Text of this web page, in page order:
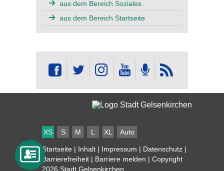
aus dem Bereich Soziales
aus dem Bereich Startseite
XS S M L XL Auto
Startseite | Inhalt | Impressum | Datenschutz |
Barrierefreiheit | Barriere melden | Copyright
2026 Stadt Gelsenkirchen